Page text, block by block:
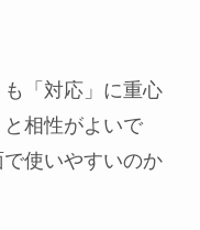
「対応」に重心
相性がよいで
使いやすいのか